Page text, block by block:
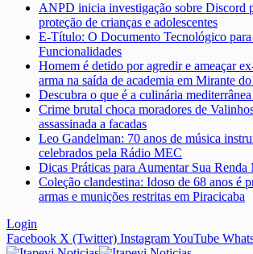
ANPD inicia investigação sobre Discord
proteção de crianças e adolescentes
E-Título: O Documento Tecnológico para
Funcionalidades
Homem é detido por agredir e ameaçar
arma na saída de academia em Mirante
Descubra o que é a culinária
Crime brutal choca moradores de
assassinada a facadas
Leo Gandelman: 70 anos de música
celebrados pela Rádio MEC
Dicas Práticas para Aumentar Sua
Coleção clandestina: Idoso de 68 anos é
armas e munições restritas em Piracicaba
Login
Facebook X (Twitter) InstagramYouTube